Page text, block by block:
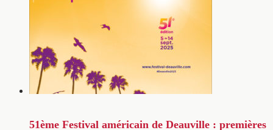
51ème Festival américain de Deauville : premières